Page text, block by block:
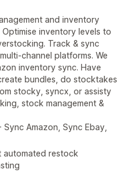
and inventory
inventory levels to
Track & sync
channel platforms. We
inventory sync. Have
bundles, do stocktakes
stocky, syncx, or assisty
stock management &
Amazon, Sync Ebay,
automated restock